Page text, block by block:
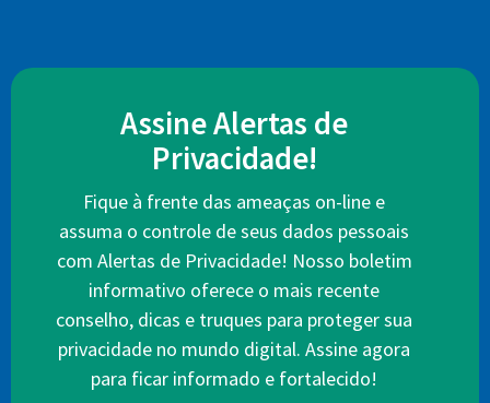
Assine Alertas de
Privacidade!
Fique à frente das ameaças on-line e
assuma o controle de seus dados pessoais
com Alertas de Privacidade! Nosso boletim
informativo oferece o mais recente
conselho, dicas e truques para proteger sua
privacidade no mundo digital. Assine agora
para ficar informado e fortalecido!